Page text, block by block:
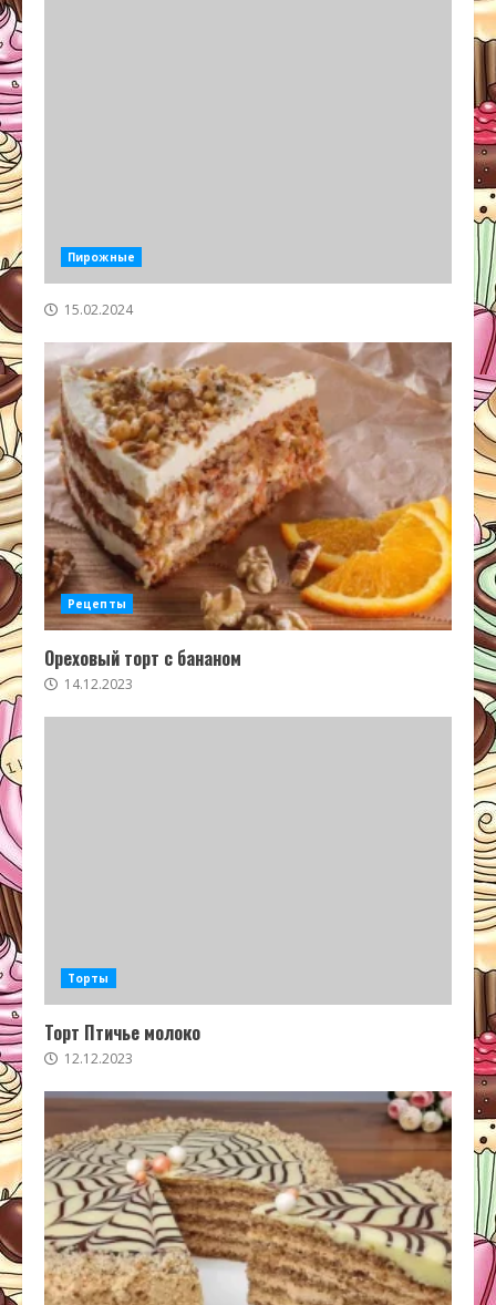
Пирожные
15.02.2024
Рецепты
Ореховый торт с бананом
14.12.2023
Торты
Торт Птичье молоко
12.12.2023